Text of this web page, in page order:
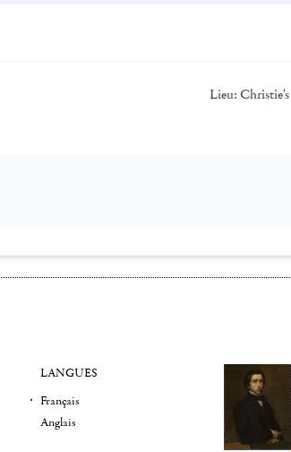
Lieu: Christie's
LANGUES
Français
Anglais